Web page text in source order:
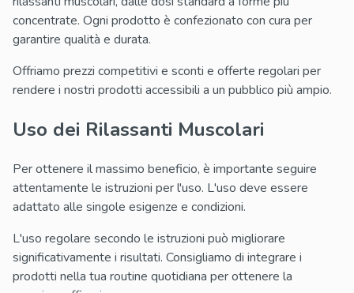
concentrate. Ogni prodotto è confezionato con cura per
garantire qualità e durata.
Offriamo prezzi competitivi e sconti e offerte regolari per
rendere i nostri prodotti accessibili a un pubblico più ampio.
Uso dei Rilassanti Muscolari
Per ottenere il massimo beneficio, è importante seguire
attentamente le istruzioni per l'uso. L'uso deve essere
adattato alle singole esigenze e condizioni.
L'uso regolare secondo le istruzioni può migliorare
significativamente i risultati. Consigliamo di integrare i
prodotti nella tua routine quotidiana per ottenere la